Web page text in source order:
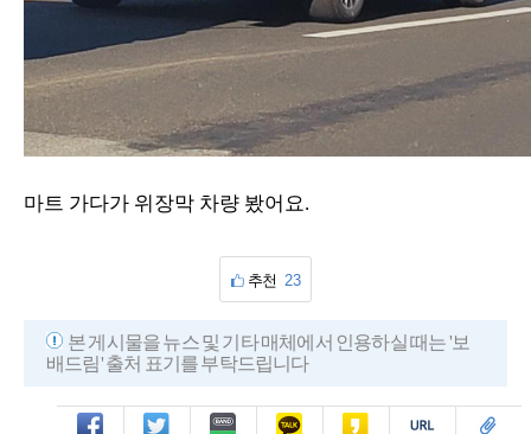
마트 가다가 위장막 차량 봤어요.
추천 23
본 게시물을 뉴스 및 기타 매체에서 인용하실 때는 '보
배드림' 출처 표기를 부탁드립니다